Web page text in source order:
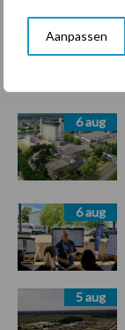
Aanpassen
7 aug
6 aug
6 aug
5 aug